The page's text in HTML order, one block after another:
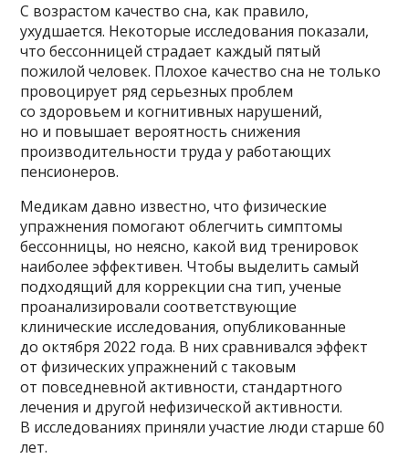
С возрастом качество сна, как правило,
ухудшается. Некоторые исследования показали,
что бессонницей страдает каждый пятый
пожилой человек. Плохое качество сна не только
провоцирует ряд серьезных проблем
со здоровьем и когнитивных нарушений,
но и повышает вероятность снижения
производительности труда у работающих
пенсионеров.
Медикам давно известно, что физические
упражнения помогают облегчить симптомы
бессонницы, но неясно, какой вид тренировок
наиболее эффективен. Чтобы выделить самый
подходящий для коррекции сна тип, ученые
проанализировали соответствующие
клинические исследования, опубликованные
до октября 2022 года. В них сравнивался эффект
от физических упражнений с таковым
от повседневной активности, стандартного
лечения и другой нефизической активности.
В исследованиях приняли участие люди старше 60
лет.